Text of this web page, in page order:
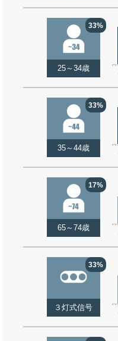
33%
25～34歳
33%
35～44歳
17%
65～74歳
33%
３灯式信号